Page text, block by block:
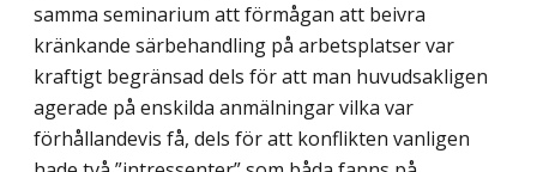
samma seminarium att förmågan att beivra
kränkande särbehandling på arbetsplatser var
kraftigt begränsad dels för att man huvudsakligen
agerade på enskilda anmälningar vilka var
förhållandevis få, dels för att konflikten vanligen